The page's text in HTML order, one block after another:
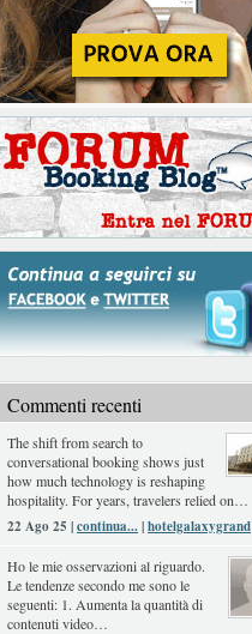
Commenti recenti
The shift from search to
conversational booking shows just
how much technology is reshaping
hospitality. For years, travelers relied on…
22 Ago 25 |continua...|hotelgalaxygrand
Ho le mie osservazioni al riguardo.
Le tendenze secondo me sono le
seguenti: 1. Aumenta la quantità di
contenuti video…